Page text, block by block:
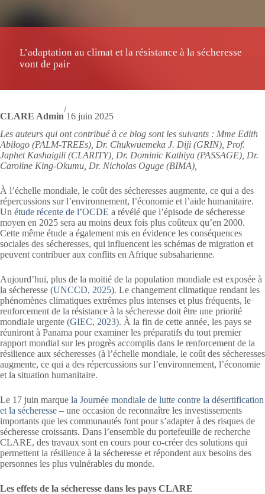
L’adaptation au climat et la résistance à la sécheresse
vont de pair
CLARE Admin
/
16 juin 2025
Les auteurs qui ont contribué à ce blog sont les suivants : Mme Edith
Abilogo (PALM-TREEs), Dr. Chukwuemeka J. Diji (GRIN), Prof.
Japhet Kashaigili (CLARITY), Dr. Dominic Kathiya (PASSAGE), Dr.
Caroline King-Okumu, Dr. Nicholas Oguge (BIMA),
À l’échelle mondiale, le coût des sécheresses augmente, ce qui a des
répercussions sur l’environnement, l’économie et l’aide humanitaire.
Un étude récente de l’OCDE a révélé que l’épisode de sécheresse
moyen en 2025 sera au moins deux fois plus coûteux qu’en 2000.
Cette même étude a également mis en évidence les conséquences
sociales des sécheresses, qui influencent les schémas de migration et
peuvent contribuer aux conflits en Afrique subsaharienne.
Aujourd’hui, plus de la moitié de la population mondiale est exposée à
la sécheresse (UNCCD, 2025). Le changement climatique rendant les
phénomènes climatiques extrêmes plus intenses et plus fréquents, le
renforcement de la résistance à la sécheresse doit être une priorité
mondiale urgente (GIEC, 2023). À la fin de cette année, les pays se
réuniront à Panama pour examiner les préparatifs du tout premier
rapport mondial sur les progrès accomplis dans le renforcement de la
résilience aux sécheresses (à l’échelle mondiale, le coût des sécheresses
augmente, ce qui a des répercussions sur l’environnement, l’économie
et la situation humanitaire.
Le 17 juin marque la Journée mondiale de lutte contre la désertification
et la sécheresse – une occasion de reconnaître les investissements
importants que les communautés font pour s’adapter à des risques de
sécheresse croissants. Dans l’ensemble du portefeuille de recherche
CLARE, des travaux sont en cours pour co-créer des solutions qui
permettent la résilience à la sécheresse et répondent aux besoins des
personnes les plus vulnérables du monde.
Les effets de la sécheresse dans les pays CLARE